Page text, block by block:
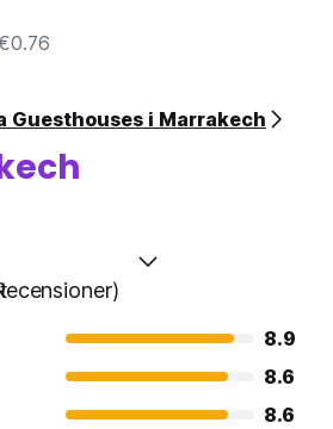
Guesthouses i Marrakech
8.9
8.6
8.6